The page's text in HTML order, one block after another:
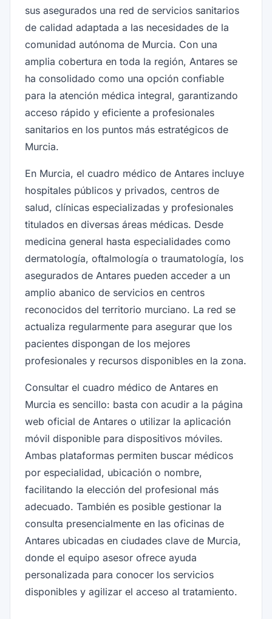
sus asegurados una red de servicios sanitarios
de calidad adaptada a las necesidades de la
comunidad autónoma de Murcia. Con una
amplia cobertura en toda la región, Antares se
ha consolidado como una opción confiable
para la atención médica integral, garantizando
acceso rápido y eficiente a profesionales
sanitarios en los puntos más estratégicos de
Murcia.
En Murcia, el cuadro médico de Antares incluye
hospitales públicos y privados, centros de
salud, clínicas especializadas y profesionales
titulados en diversas áreas médicas. Desde
medicina general hasta especialidades como
dermatología, oftalmología o traumatología, los
asegurados de Antares pueden acceder a un
amplio abanico de servicios en centros
reconocidos del territorio murciano. La red se
actualiza regularmente para asegurar que los
pacientes dispongan de los mejores
profesionales y recursos disponibles en la zona.
Consultar el cuadro médico de Antares en
Murcia es sencillo: basta con acudir a la página
web oficial de Antares o utilizar la aplicación
móvil disponible para dispositivos móviles.
Ambas plataformas permiten buscar médicos
por especialidad, ubicación o nombre,
facilitando la elección del profesional más
adecuado. También es posible gestionar la
consulta presencialmente en las oficinas de
Antares ubicadas en ciudades clave de Murcia,
donde el equipo asesor ofrece ayuda
personalizada para conocer los servicios
disponibles y agilizar el acceso al tratamiento.